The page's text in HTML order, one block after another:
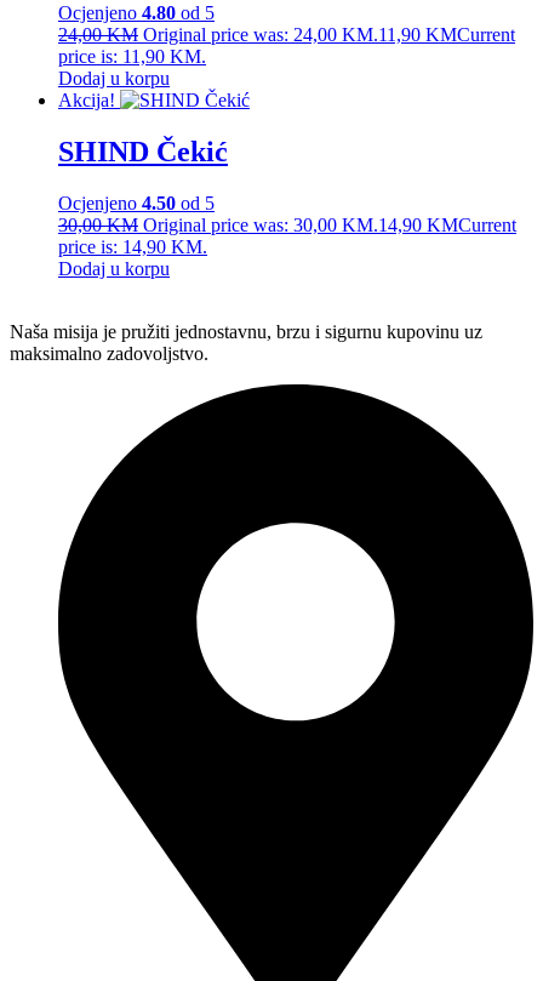
Ocjenjeno 4.80 od 5
24,00KM Original price was: 24,00 KM.11,90 KMCurrent
price is: 11,90 KM.
Dodaj u korpu
Akcija!
SHIND Čekić
Ocjenjeno 4.50 od 5
30,00KM Original price was: 30,00 KM.14,90 KMCurrent
price is: 14,90 KM.
Dodaj u korpu
Naša misija je pružiti jednostavnu, brzu i sigurnu kupovinu uz
maksimalno zadovoljstvo.